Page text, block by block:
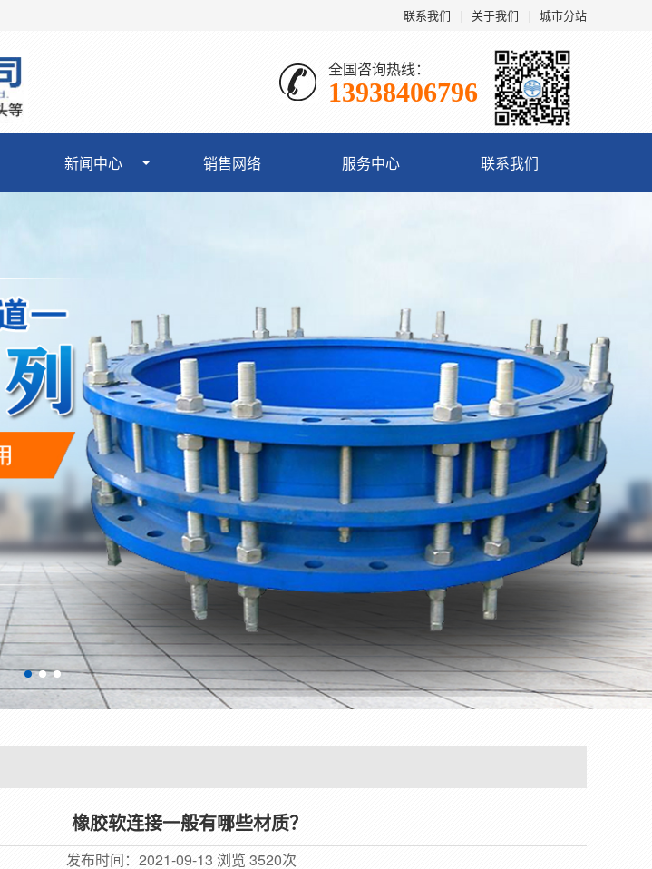
联系我们 关于我们 城市分站
全国咨询热线：
13938406796
新闻中心 销售网络 服务中心 联系我们
橡胶软连接一般有哪些材质？
发布时间： 2021-09-13 浏览 3520次